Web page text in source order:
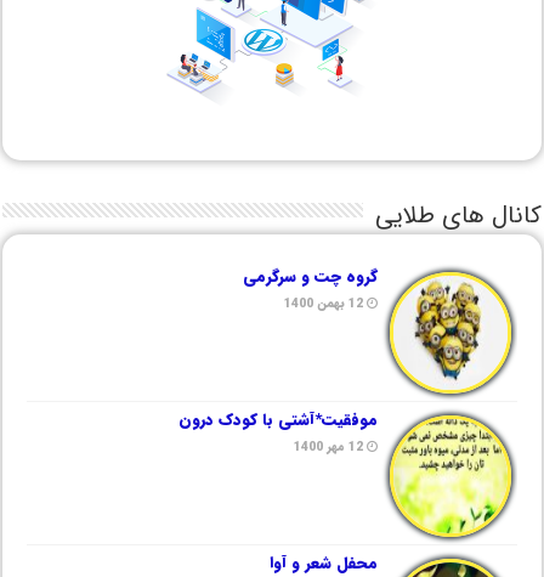
کانال های طلایی
گروه چت و سرگرمی
12 بهمن 1400
موفقیت*آشتی با کودک درون
12 مهر 1400
محفل شعر و آوا